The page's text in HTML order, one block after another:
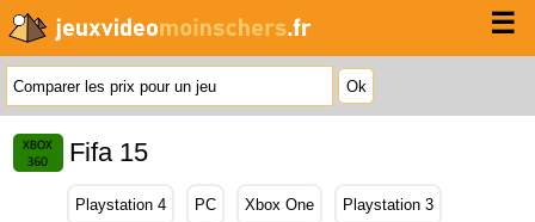
☰
Fifa 15
Playstation 4 PC Xbox One Playstation 3